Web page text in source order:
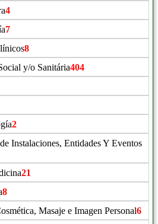
4
7
8
y/o Sanitária404
2
Instalaciones, Entidades Y Eventos
21
8
Masaje e Imagen Personal6